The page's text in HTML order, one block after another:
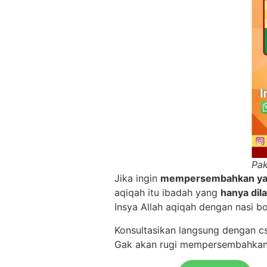
Jika ingin mempersembahkan
aqiqah itu ibadah yang hanya
Insya Allah aqiqah dengan nasi
Konsultasikan langsung dengan
Gak akan rugi